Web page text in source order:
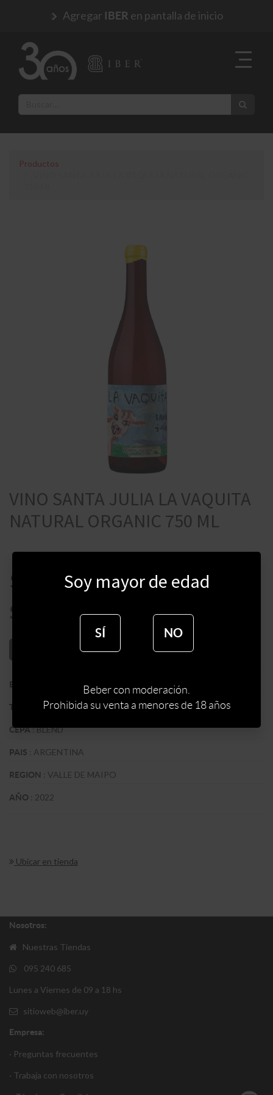
Agregar IBER en pantalla de inicio
Productos
VINO SANTA JULIA LA VAQUITA
NATURAL ORGANIC 750 ML
$
$
AÑADIR AL CARRITO
BODEGA BODEGA SANTA JULIA
TIPO DE VINO:BLANCO
CEPA:BLEND
PAIS : ARGENTINA
REGION : VALLE DE MAIPO
AÑO : 2022
Ubicar en tienda
Nosotros:
Nuestras Tiendas
095 240 685
Lunes a Viernes de 09 a 18 hs
sitioweb@iber.uy
Empresa:
· Preguntas frecuentes
· Trabaja con nosotros
Soy mayor de edad
SÍ NO
Beber con moderación.
Prohibida su venta a menores de 18 años